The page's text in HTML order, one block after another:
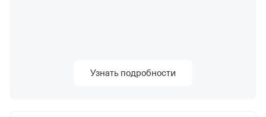
Узнать подробности